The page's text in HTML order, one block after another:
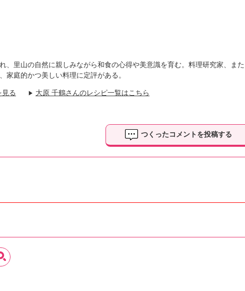
、里山の自然に親しみながら和食の心得や美意識を育む。料理研究家、また
家庭的かつ美しい料理に定評がある。
る ▶ 大原 千鶴さんのレシピ一覧はこちら
つくったコメントを投稿する